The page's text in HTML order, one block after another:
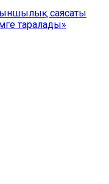
саясаты
таралады»